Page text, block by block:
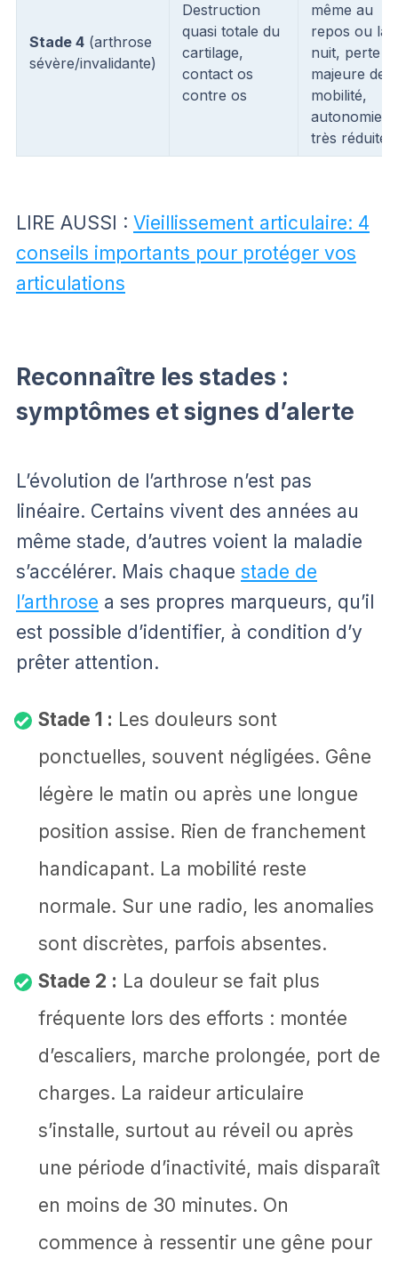
Stade 4 (arthrose
sévère/invalidante)
Destruction
quasi totale du
cartilage,
contact os
contre os
même au
repos ou la
nuit, perte
majeure de
mobilité,
autonomie
très réduite
LIRE AUSSI : Vieillissement articulaire: 4
conseils importants pour protéger vos
articulations
Reconnaître les stades :
symptômes et signes d’alerte
L’évolution de l’arthrose n’est pas
linéaire. Certains vivent des années au
même stade, d’autres voient la maladie
s’accélérer. Mais chaque stade de
l’arthrose a ses propres marqueurs, qu’il
est possible d’identifier, à condition d’y
prêter attention.
Stade 1 : Les douleurs sont
ponctuelles, souvent négligées. Gêne
légère le matin ou après une longue
position assise. Rien de franchement
handicapant. La mobilité reste
normale. Sur une radio, les anomalies
sont discrètes, parfois absentes.
Stade 2 : La douleur se fait plus
fréquente lors des efforts : montée
d’escaliers, marche prolongée, port de
charges. La raideur articulaire
s’installe, surtout au réveil ou après
une période d’inactivité, mais disparaît
en moins de 30 minutes. On
commence à ressentir une gêne pour